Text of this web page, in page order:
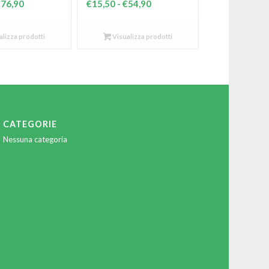
76,90Fascia
prezzo:
prodotti
€15,50 - €54,90Fascia
prezzo:
Visualizza prodotti
CATEGORIE
Nessuna categoria